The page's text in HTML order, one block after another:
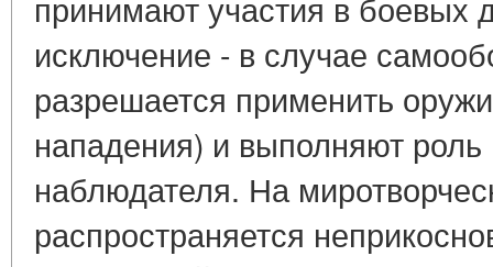
исключение - в случае
разрешается применить
нападения) и выполняют роль
наблюдателя. На
распространяется